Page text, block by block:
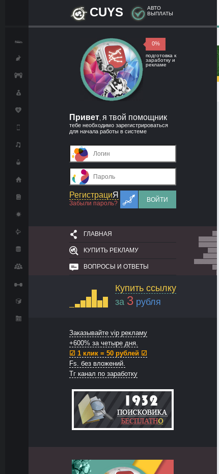
CUYS
АВТО
ВЫПЛАТЫ
0%
подготовка к
заработку и
рекламе
Привет я твой помощник
тебе необходимо зарегистрироваться
для начала работы в системе
РегистрациЯ
Забыли пароль?
ВОЙТИ
ГЛАВНАЯ
КУПИТЬ РЕКЛАМУ
ВОПРОСЫ И ОТВЕТЫ
Купить ссылку
за 3 рубля
Заказывайте vip рекламу
+600% за четыре дня.
☑ 1 клик = 50 рублей ☑
Fs. без вложений.
Тг канал по заработку